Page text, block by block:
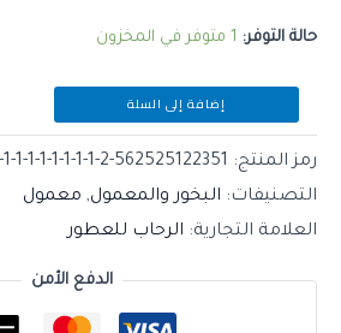
حالة التوفر: 1 متوفر في المخزون
إضافة إلى السلة
رمز المنتج: 562525122351-2-1-1-1-1-1-1-1-1-1-1-1-2-1-1-1-1-1
التصنيفات: البخور والمعمول, معمول
العلامة التجارية: الرحاب للعطور
الدفع الأمن